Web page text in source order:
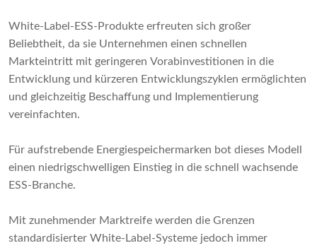
White-Label-ESS-Produkte erfreuten sich großer
Beliebtheit, da sie Unternehmen einen schnellen
Markteintritt mit geringeren Vorabinvestitionen in die
Entwicklung und kürzeren Entwicklungszyklen ermöglichten
und gleichzeitig Beschaffung und Implementierung
vereinfachten.
Für aufstrebende Energiespeichermarken bot dieses Modell
einen niedrigschwelligen Einstieg in die schnell wachsende
ESS-Branche.
Mit zunehmender Marktreife werden die Grenzen
standardisierter White-Label-Systeme jedoch immer